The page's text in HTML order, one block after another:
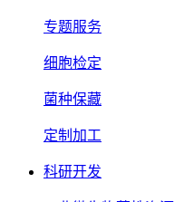
专题服务
细胞检定
菌种保藏
定制加工
科研开发